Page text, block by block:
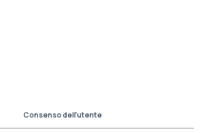
Consenso dell'utente